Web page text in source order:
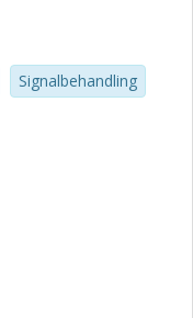
Signalbehandling